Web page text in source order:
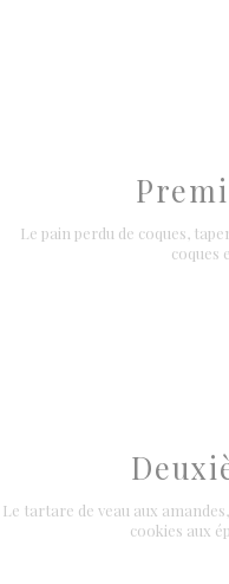
Le pain perdu de coques,
coques
Le tartare de veau aux
cookies aux